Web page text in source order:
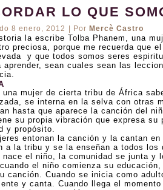
LO QUE
8 enero, 2012 Por Mercè Castro
la escribe Tolba Phanem, una
preciosa, porque me recuerda que
y que todos somos seres
aprender, sean cuales sean las
una mujer de cierta tribu de África
se interna en la selva con otras
hasta que aparece la canción del
su propia vibración que expresa su
y propósito.
entonan la canción y la cantan
a la tribu y se la enseñan a todos los
nace el niño, la comunidad se junta y
el niño comienza su
canción. Cuando se inicia como
y canta. Cuando llega el